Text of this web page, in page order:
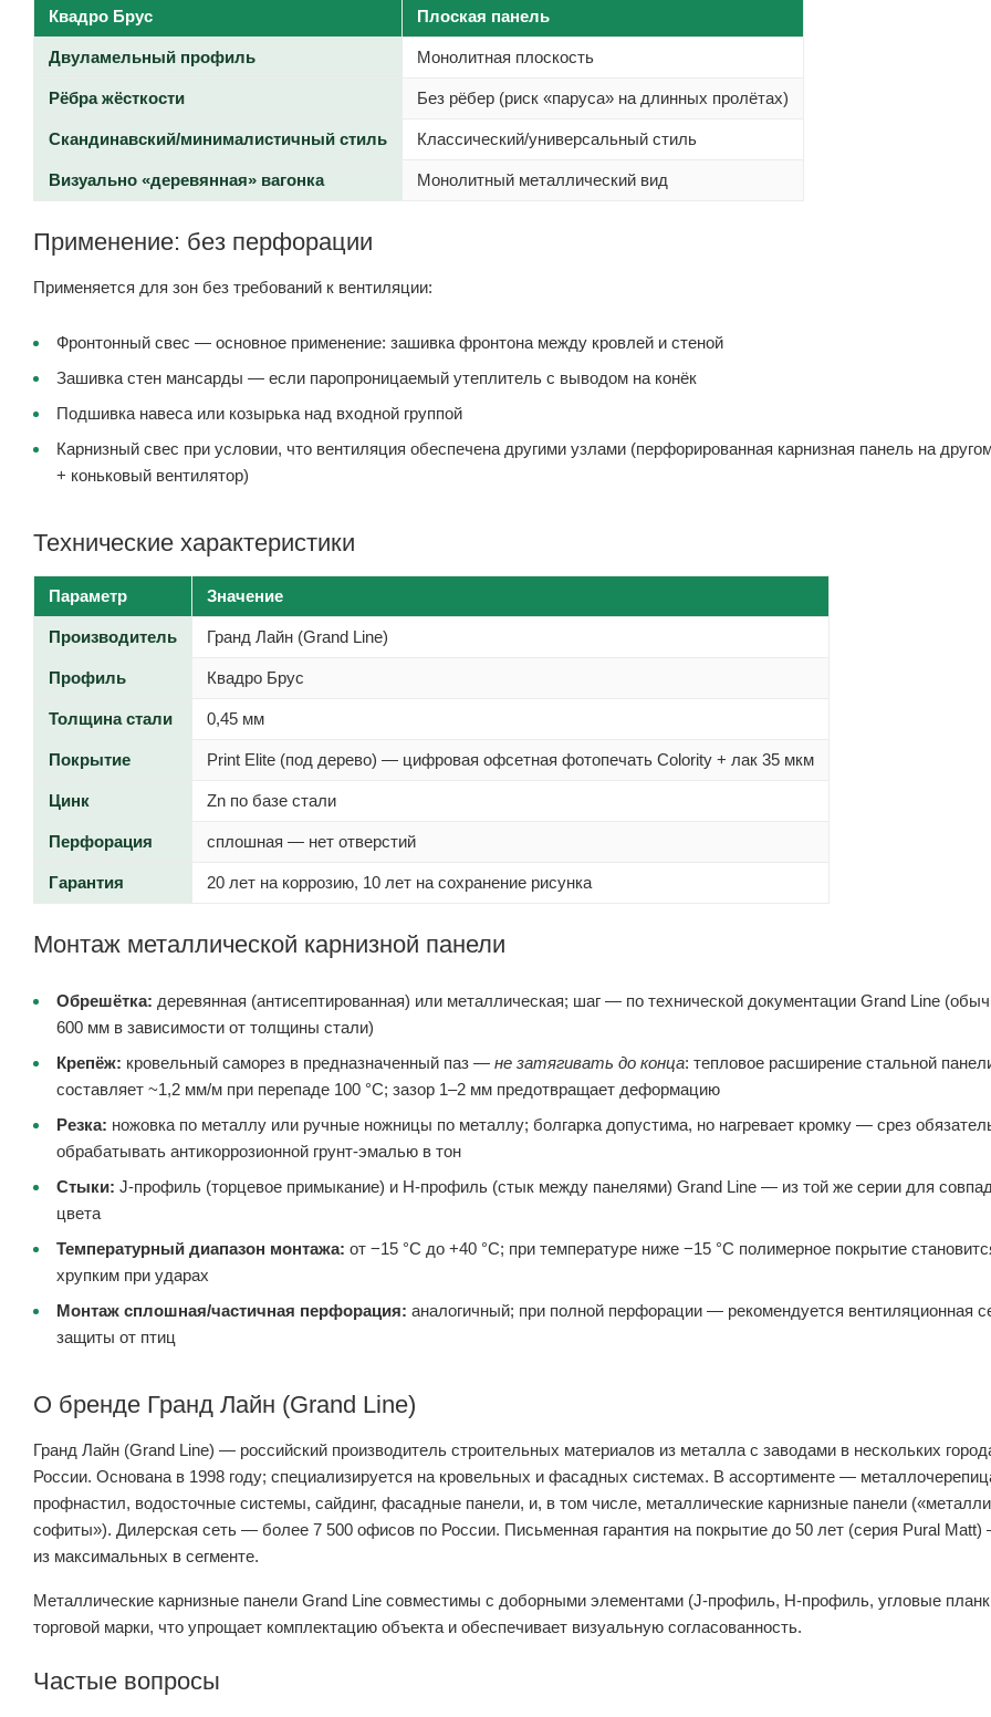
Квадро Брус Плоская панель
Двуламельный профиль Монолитная плоскость
Рёбра жёсткости Без рёбер (риск «паруса» на длинных пролётах)
Скандинавский/минималистичный стиль Классический/универсальный стиль
Визуально «деревянная» вагонка Монолитный металлический вид
Применение: без перфорации
Применяется для зон без требований к вентиляции:
Фронтонный свес — основное применение: зашивка фронтона между кровлей и стеной
Зашивка стен мансарды — если паропроницаемый утеплитель с выводом на конёк
Подшивка навеса или козырька над входной группой
Карнизный свес при условии, что вентиляция обеспечена другими узлами (перфорированная карнизная панель на
+ коньковый вентилятор)
Технические характеристики
Параметр Значение
Производитель Гранд Лайн (Grand Line)
Профиль Квадро Брус
Толщина стали 0,45 мм
Покрытие Print Elite (под дерево) — цифровая офсетная фотопечать Colority + лак 35 мкм
Цинк Zn по базе стали
Перфорация сплошная — нет отверстий
Гарантия 20 лет на коррозию, 10 лет на сохранение рисунка
Монтаж металлической карнизной панели
Обрешётка: деревянная (антисептированная) или металлическая; шаг — по технической документации Grand Line
600 мм в зависимости от толщины стали)
Крепёж: кровельный саморез в предназначенный паз — не затягивать до конца: тепловое расширение стальной
составляет ~1,2 мм/м при перепаде 100 °C; зазор 1–2 мм предотвращает деформацию
Резка: ножовка по металлу или ручные ножницы по металлу; болгарка допустима, но нагревает кромку — срез
обрабатывать антикоррозионной грунт-эмалью в тон
Стыки: J-профиль (торцевое примыкание) и H-профиль (стык между панелями) Grand Line — из той же серии для
цвета
Температурный диапазон монтажа: от −15 °C до +40 °C; при температуре ниже −15 °C полимерное покрытие
хрупким при ударах
Монтаж сплошная/частичная перфорация: аналогичный; при полной перфорации — рекомендуется вентиляционная
защиты от птиц
О бренде Гранд Лайн (Grand Line)
Гранд Лайн (Grand Line) — российский производитель строительных материалов из металла с заводами в нескольких
России. Основана в 1998 году; специализируется на кровельных и фасадных системах. В ассортименте —
профнастил, водосточные системы, сайдинг, фасадные панели, и, в том числе, металлические карнизные панели
софиты»). Дилерская сеть — более 7 500 офисов по России. Письменная гарантия на покрытие до 50 лет (серия Pural
из максимальных в сегменте.
Металлические карнизные панели Grand Line совместимы с доборными элементами (J-профиль, H-профиль, угловые
торговой марки, что упрощает комплектацию объекта и обеспечивает визуальную согласованность.
Частые вопросы